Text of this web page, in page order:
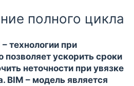
полного цикла
технологии при
позволяет ускорить сроки
неточности при увязке
BIM – модель является